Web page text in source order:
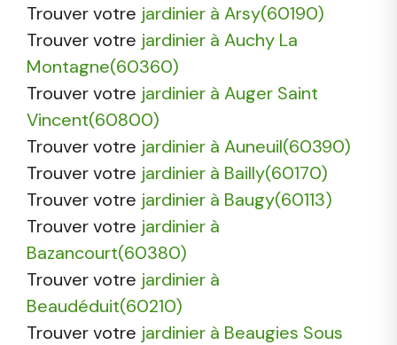
Trouver votre jardinier à Arsy(60190)
Trouver votre jardinier à Auchy La
Montagne(60360)
Trouver votre jardinier à Auger Saint
Vincent(60800)
Trouver votre jardinier à Auneuil(60390)
Trouver votre jardinier à Bailly(60170)
Trouver votre jardinier à Baugy(60113)
Trouver votre jardinier à
Bazancourt(60380)
Trouver votre jardinier à
Beaudéduit(60210)
Trouver votre jardinier à Beaugies Sous